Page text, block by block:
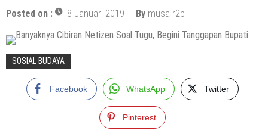
Posted on : 8 Januari 2019 By musa r2b
SOSIAL BUDAYA
Facebook WhatsApp Twitter
Pinterest